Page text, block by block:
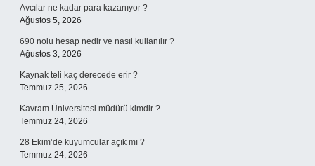
Avcılar ne kadar para kazanıyor ?
Ağustos 5, 2026
690 nolu hesap nedir ve nasıl kullanılır ?
Ağustos 3, 2026
Kaynak teli kaç derecede erir ?
Temmuz 25, 2026
Kavram Üniversitesi müdürü kimdir ?
Temmuz 24, 2026
28 Ekim’de kuyumcular açık mı ?
Temmuz 24, 2026